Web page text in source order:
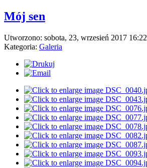
Mój sen
Utworzono: sobota, 23, wrzesień 2017 16:22
Kategoria: Galeria